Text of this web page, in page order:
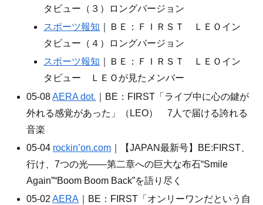
タビュー（３）ロングバージョン
スポーツ報知 ｜ＢＥ：ＦＩＲＳＴ ＬＥＯイン
タビュー（４）ロングバージョン
スポーツ報知 ｜ＢＥ：ＦＩＲＳＴ ＬＥＯイン
タビュー ＬＥＯが見たメンバー
05-08AERA dot. ｜BE：FIRST「ライブ中に心の鍵が
外れる感覚があった」（LEO） 7人で届ける誇れる
音楽
05-04 rockin’on.com ｜【JAPAN最新号】BE:FIRST、
行け、7つの光――第二章への巨大な布石“Smile
Again”“Boom Boom Back”を語り尽く
05-02AERA ｜BE：FIRST「オンリーワンだという自